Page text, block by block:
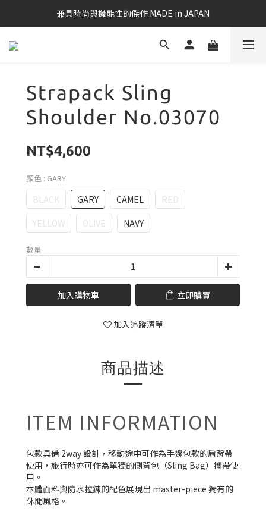
兼具時尚與機能性的傑作 MADE in JAPAN
Strapack Sling
Shoulder No.03070
NT$4,600
顏色 : GARY
BLACK GARY CAMEL
RED
YELLOW
OLIVE NAVY
數量
加入購物車 立即購買
加入追蹤清單
商品描述
ITEM INFORMATION
包款具備 2way 設計，移動途中可作為手邊包款的肩背帶
使用，旅行時亦可作為單獨的側背包（Sling Bag）攜帶使
用。
本體面料與防水拉鍊的配色展現出 master-piece 獨有的
休閒風格。